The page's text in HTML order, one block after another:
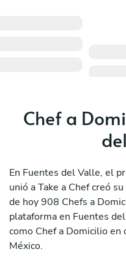
Chef a
En Fuentes del Valle, el
unió a Take a Chef creó
de hoy 908 Chefs a
plataforma en Fuentes
como Chef a Domicilio en
México.